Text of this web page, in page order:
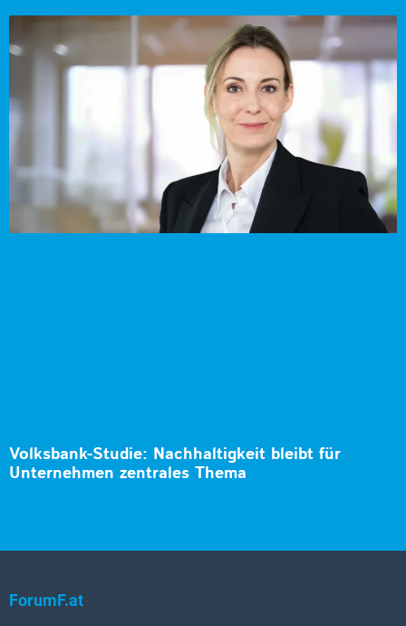
Volksbank-Studie: Nachhaltigkeit bleibt für
Unternehmen zentrales Thema
ForumF.at